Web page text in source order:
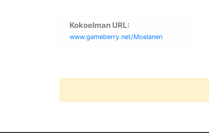
Kokoelman URL:
www.gameberry.net/Moelanen